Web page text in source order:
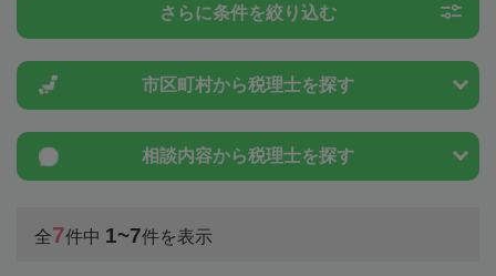
さらに条件を絞り込む
市区町村から税理士を探す
相談内容から税理士を探す
全7件中 1~7件を表示